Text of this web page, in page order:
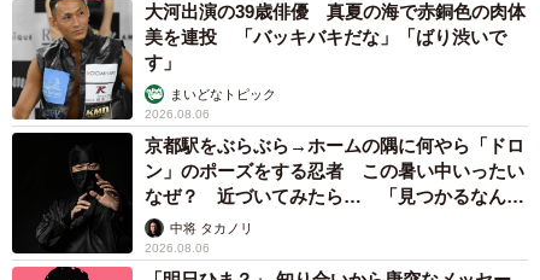
大河出演の39歳俳優 真夏の海で赤銅色の肉体
美を連投 「バッキバキだな」「ばり渋いで
す」
まいどなトピック
2026.08.06
京都駅をぶらぶら→ホームの隅に何やら「ドロ
ン」のポーズをする忍者 この暑い中いったい
なぜ？ 近づいてみたら… 「見つかるなんて
未熟」中将 タカノリ
2026.08.06